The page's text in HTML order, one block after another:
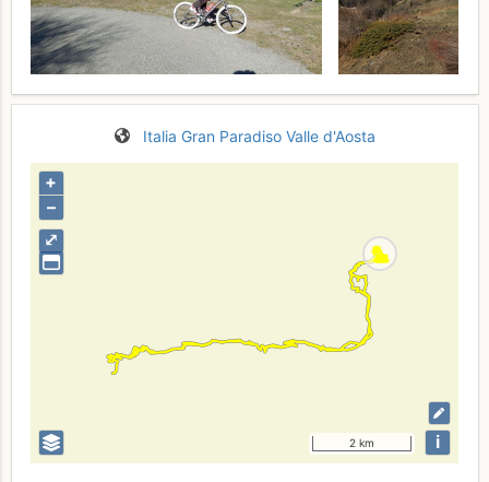
Italia Gran Paradiso Valle d'Aosta
⤢
+
–
2 km i